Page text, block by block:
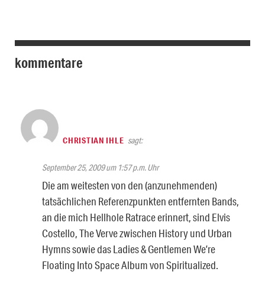
kommentare
CHRISTIAN IHLE sagt:
September 25, 2009 um 1:57 p.m. Uhr
Die am weitesten von den (anzunehmenden)
tatsächlichen Referenzpunkten entfernten Bands,
an die mich Hellhole Ratrace erinnert, sind Elvis
Costello, The Verve zwischen History und Urban
Hymns sowie das Ladies & Gentlemen We’re
Floating Into Space Album von Spiritualized.